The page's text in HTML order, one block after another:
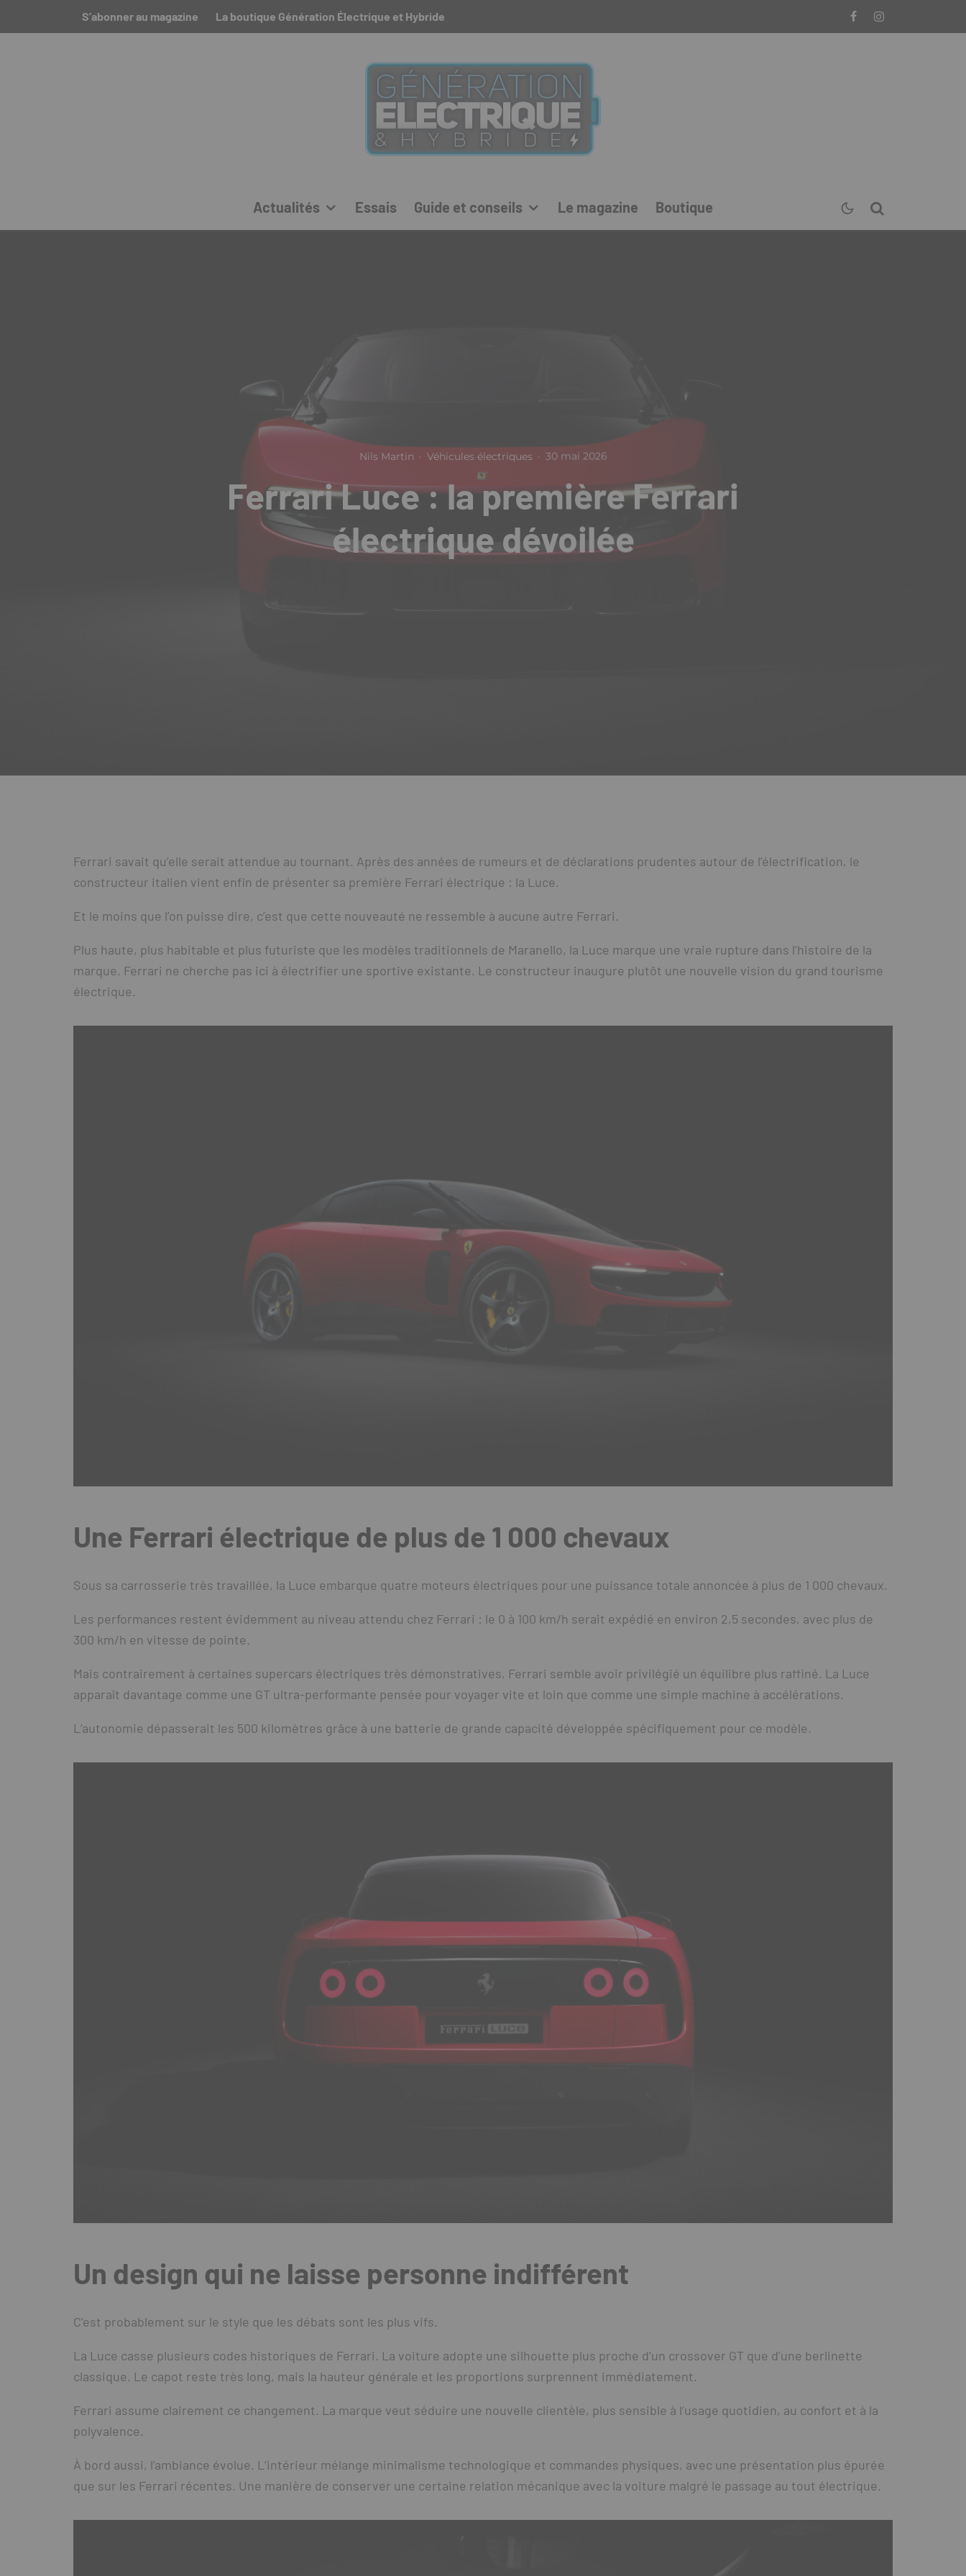
S’abonner au magazine La boutique Génération Électrique et Hybride
Actualités Essais Guide et conseils Le magazine Boutique
Nils Martin · Véhicules électriques · 30 mai 2026
Ferrari Luce : la première Ferrari
électrique dévoilée
Ferrari savait qu’elle serait attendue au tournant. Après des années de rumeurs et de déclarations prudentes autour de l’électrification, le
constructeur italien vient enfin de présenter sa première Ferrari électrique : la Luce.
Et le moins que l’on puisse dire, c’est que cette nouveauté ne ressemble à aucune autre Ferrari.
Plus haute, plus habitable et plus futuriste que les modèles traditionnels de Maranello, la Luce marque une vraie rupture dans l’histoire de la
marque. Ferrari ne cherche pas ici à électrifier une sportive existante. Le constructeur inaugure plutôt une nouvelle vision du grand tourisme
électrique.
Une Ferrari électrique de plus de 1 000 chevaux
Sous sa carrosserie très travaillée, la Luce embarque quatre moteurs électriques pour une puissance totale annoncée à plus de 1 000 chevaux.
Les performances restent évidemment au niveau attendu chez Ferrari : le 0 à 100 km/h serait expédié en environ 2,5 secondes, avec plus de
300 km/h en vitesse de pointe.
Mais contrairement à certaines supercars électriques très démonstratives, Ferrari semble avoir privilégié un équilibre plus raffiné. La Luce
apparaît davantage comme une GT ultra-performante pensée pour voyager vite et loin que comme une simple machine à accélérations.
L’autonomie dépasserait les 500 kilomètres grâce à une batterie de grande capacité développée spécifiquement pour ce modèle.
Un design qui ne laisse personne indifférent
C’est probablement sur le style que les débats sont les plus vifs.
La Luce casse plusieurs codes historiques de Ferrari. La voiture adopte une silhouette plus proche d’un crossover GT que d’une berlinette
classique. Le capot reste très long, mais la hauteur générale et les proportions surprennent immédiatement.
Ferrari assume clairement ce changement. La marque veut séduire une nouvelle clientèle, plus sensible à l’usage quotidien, au confort et à la
polyvalence.
À bord aussi, l’ambiance évolue. L’intérieur mélange minimalisme technologique et commandes physiques, avec une présentation plus épurée
que sur les Ferrari récentes. Une manière de conserver une certaine relation mécanique avec la voiture malgré le passage au tout électrique.